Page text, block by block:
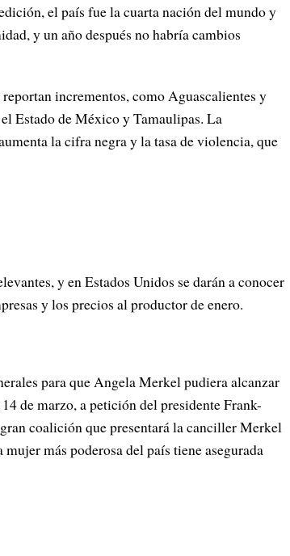
el país fue la cuarta nación del mundo y
y un año después no habría cambios
incrementos, como Aguascalientes y
Estado de México y Tamaulipas. La
la cifra negra y la tasa de violencia, que
y en Estados Unidos se darán a conocer
y los precios al productor de enero.
para que Angela Merkel pudiera alcanzar
de marzo, a petición del presidente Frank-
coalición que presentará la canciller Merkel
más poderosa del país tiene asegurada